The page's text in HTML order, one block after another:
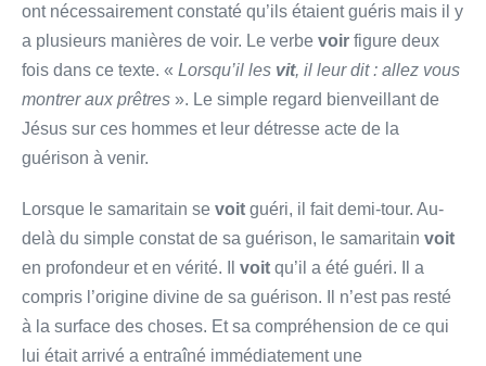
ont nécessairement constaté qu’ils étaient guéris mais il y
a plusieurs manières de voir. Le verbe voir figure deux
fois dans ce texte. « Lorsqu’il les vit, il leur dit : allez vous
montrer aux prêtres ». Le simple regard bienveillant de
Jésus sur ces hommes et leur détresse acte de la
guérison à venir.
Lorsque le samaritain se voit guéri, il fait demi-tour. Au-
delà du simple constat de sa guérison, le samaritain voit
en profondeur et en vérité. Il voit qu’il a été guéri. Il a
compris l’origine divine de sa guérison. Il n’est pas resté
à la surface des choses. Et sa compréhension de ce qui
lui était arrivé a entraîné immédiatement une